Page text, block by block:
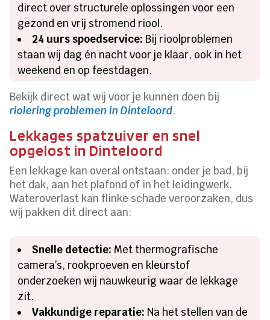
direct over structurele oplossingen voor een
gezond en vrij stromend riool.
24 uurs spoedservice: Bij rioolproblemen
staan wij dag én nacht voor je klaar, ook in het
weekend en op feestdagen.
Bekijk direct wat wij voor je kunnen doen bij
riolering problemen in Dinteloord.
Lekkages spatzuiver en snel
opgelost in Dinteloord
Een lekkage kan overal ontstaan: onder je bad, bij
het dak, aan het plafond of in het leidingwerk.
Wateroverlast kan flinke schade veroorzaken, dus
wij pakken dit direct aan:
Snelle detectie: Met thermografische
camera’s, rookproeven en kleurstof
onderzoeken wij nauwkeurig waar de lekkage
zit.
Vakkundige reparatie: Na het stellen van de